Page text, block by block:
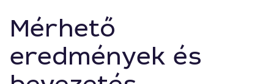
Mérhető
eredmények és